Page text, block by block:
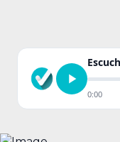
0:00